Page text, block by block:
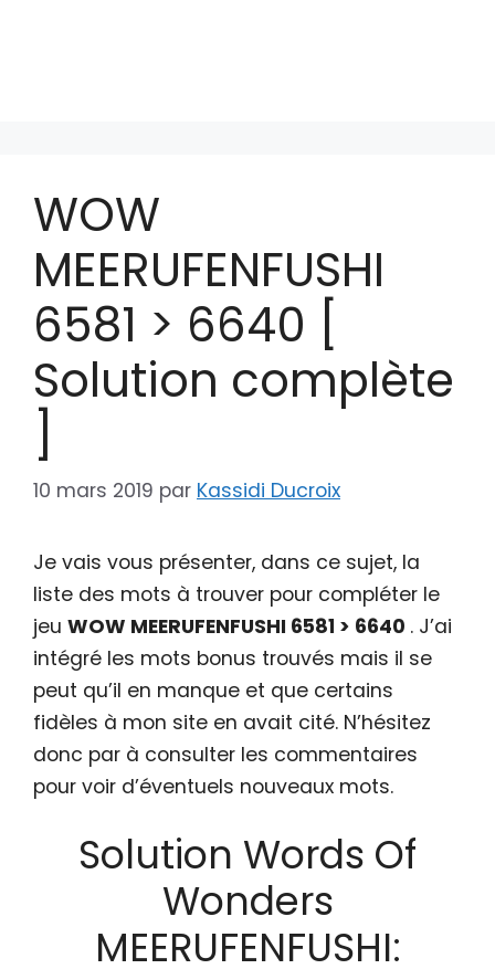
WOW
MEERUFENFUSHI
6581 > 6640 [
Solution complète
10 mars 2019 par Kassidi Ducroix
Je vais vous présenter, dans ce sujet, la
liste des mots à trouver pour compléter le
jeu WOW MEERUFENFUSHI 6581 > 6640 . J’ai
intégré les mots bonus trouvés mais il se
peut qu’il en manque et que certains
fidèles à mon site en avait cité. N’hésitez
donc par à consulter les commentaires
pour voir d’éventuels nouveaux mots.
Solution Words Of
Wonders
MEERUFENFUSHI: